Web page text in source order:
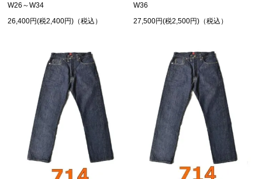
W26～W34
26,400円(税2,400円)（税込）
W36
27,500円(税2,500円)（税込）